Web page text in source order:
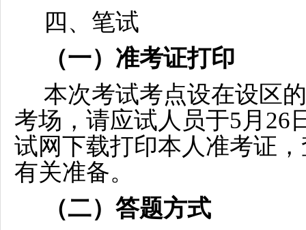
四、笔试
（一）准考证打印
本次考试考点设在设区
考场，请应试人员于5月26
试网下载打印本人准考证
有关准备。
（二）答题方式